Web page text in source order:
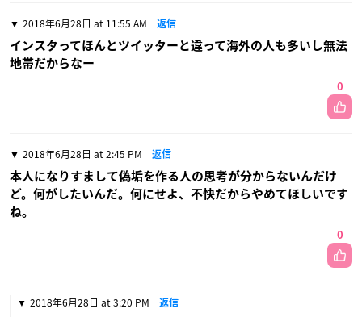
2018年6月28日 at 11:55 AM 返信
インスタってほんとツイッターと違って海外の人も多いし無法
地帯だからなー
0
2018年6月28日 at 2:45 PM 返信
本人になりすまして偽垢を作る人の思考が分からないんだけ
ど。何がしたいんだ。何にせよ、不快だからやめてほしいです
ね。
0
2018年6月28日 at 3:20 PM 返信